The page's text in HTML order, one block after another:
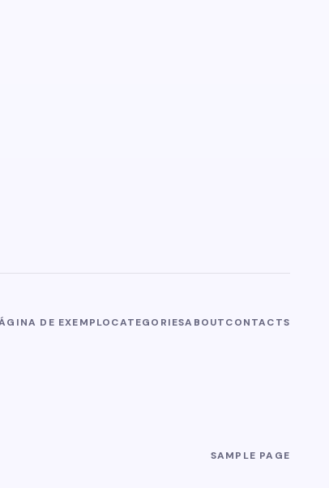
DE EXEMPLOCATEGORIESABOUTCONTACTS
SAMPLE PAGE